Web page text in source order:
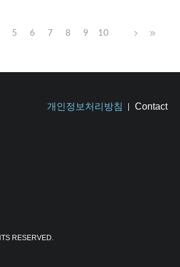
5 6 7 8 9 10
개인정보처리방침 Contact
RESERVED.